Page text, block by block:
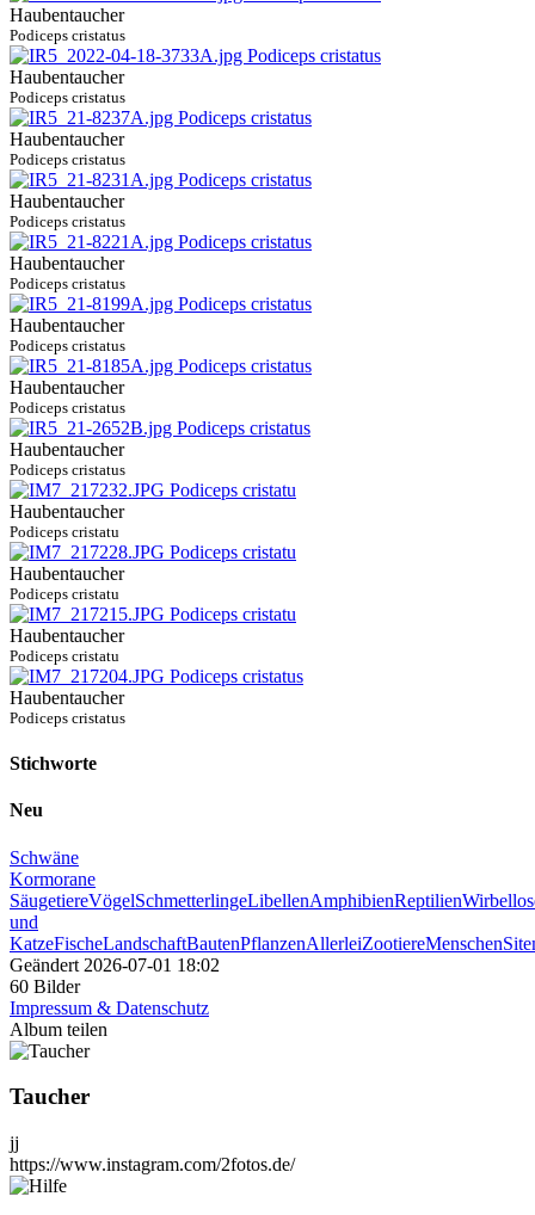
Haubentaucher
Podiceps cristatus
Haubentaucher
Podiceps cristatus
Haubentaucher
Podiceps cristatus
Haubentaucher
Podiceps cristatus
Haubentaucher
Podiceps cristatus
Haubentaucher
Podiceps cristatus
Haubentaucher
Podiceps cristatus
Haubentaucher
Podiceps cristatus
Haubentaucher
Podiceps cristatu
Haubentaucher
Podiceps cristatu
Haubentaucher
Podiceps cristatu
Haubentaucher
Podiceps cristatus
Stichworte
Neu
Schwäne
Kormorane
SäugetiereVögelSchmetterlingeLibellenAmphibienReptilien
und
KatzeFischeLandschaftBautenPflanzenAllerleiZootiereMenschen
Geändert 2026-07-01 18:02
60 Bilder
Impressum & Datenschutz
Album teilen
Taucher
jj
https://www.instagram.com/2fotos.de/